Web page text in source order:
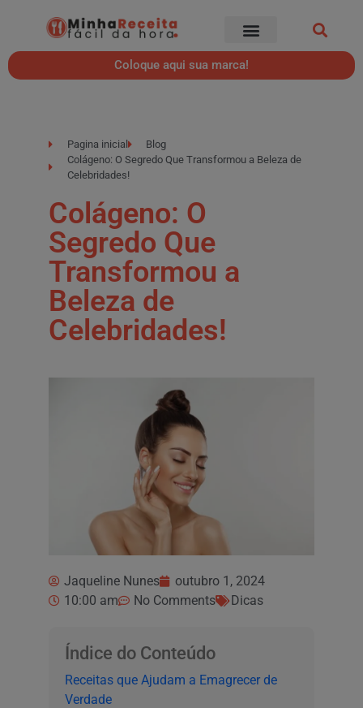
Coloque aqui sua marca!
Pagina inicial
Blog
Colágeno: O Segredo Que Transformou a Beleza de
Celebridades!
Colágeno: O
Segredo Que
Transformou a
Beleza de
Celebridades!
Jaqueline Nunes
outubro 1, 2024
10:00 am
No Comments Dicas
Índice do Conteúdo
Receitas que Ajudam a Emagrecer de
Verdade